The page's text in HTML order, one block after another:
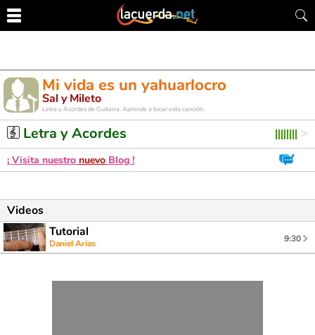
Mi vida es un yahuarlocro
Sal y Mileto
Letra y Acordes de Guitarra. Aprende a tocar esta canción
Letra y Acordes
¡ Visita nuestro nuevo Blog !
Videos
Tutorial
Daniel Arias 9:30